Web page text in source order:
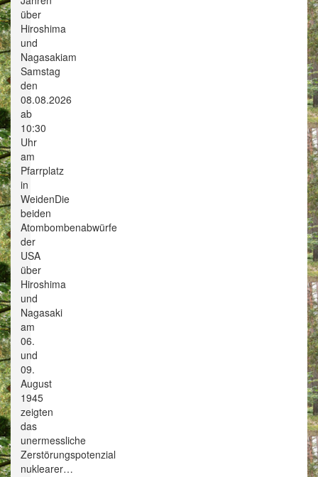
über
Hiroshima
und
Nagasakiam
Samstag
den
08.08.2026
ab
10:30
Uhr
am
Pfarrplatz
in
WeidenDie
beiden
Atombombenabwürfe
der
USA
über
Hiroshima
und
Nagasaki
am
06.
und
09.
August
1945
zeigten
das
unermessliche
Zerstörungspotenzial
nuklearer…